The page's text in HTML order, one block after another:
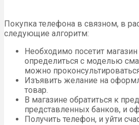
Покупка телефона в связном, в
следующие алгоритм:
Необходимо посетит
определиться с моделью
можно
Изъявить желание на
товар.
В магазине обратиться к
представленных банков, и
Получить телефон, и уйти